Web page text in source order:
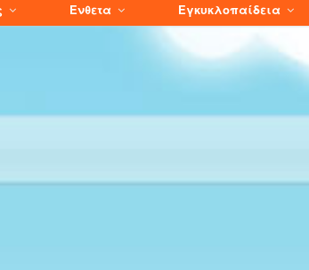
Ενθετα Εγκυκλοπαίδεια